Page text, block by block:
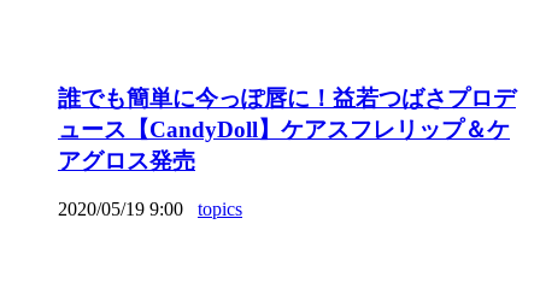
誰でも簡単に今っぽ唇に！益若つばさプロデ
ュース【CandyDoll】ケアスフレリップ＆ケ
アグロス発売
2020/05/19 9:00 topics